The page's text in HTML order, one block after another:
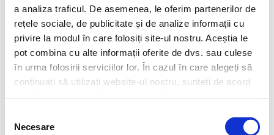
a analiza traficul. De asemenea, le oferim partenerilor de
rețele sociale, de publicitate și de analize informații cu
privire la modul în care folosiți site-ul nostru. Aceștia le
pot combina cu alte informații oferite de dvs. sau culese
în urma folosirii serviciilor lor. În cazul în care alegeți să
continuați să utilizați website-ul nostru, sunteți de acord
consimțământului
Necesare
Safe World Design